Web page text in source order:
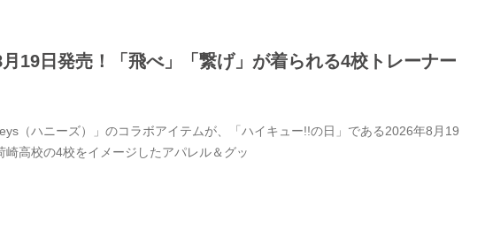
19日発売！「飛べ」「繋げ」が着られる4校トレーナー
（ハニーズ）」のコラボアイテムが、「ハイキュー!!の日」である2026年8月19
高校の4校をイメージしたアパレル＆グッ